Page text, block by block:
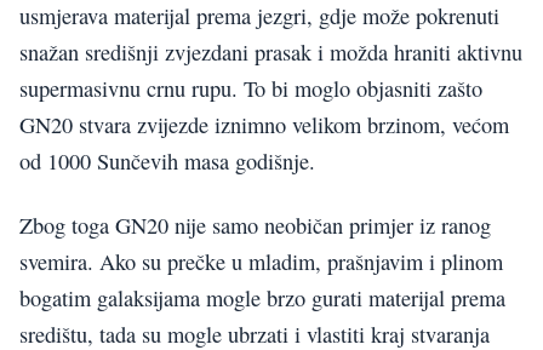
usmjerava materijal prema jezgri, gdje može pokrenuti
snažan središnji zvjezdani prasak i možda hraniti aktivnu
supermasivnu crnu rupu. To bi moglo objasniti zašto
GN20 stvara zvijezde iznimno velikom brzinom, većom
od 1000 Sunčevih masa godišnje.
Zbog toga GN20 nije samo neobičan primjer iz ranog
svemira. Ako su prečke u mladim, prašnjavim i plinom
bogatim galaksijama mogle brzo gurati materijal prema
središtu, tada su mogle ubrzati i vlastiti kraj stvaranja